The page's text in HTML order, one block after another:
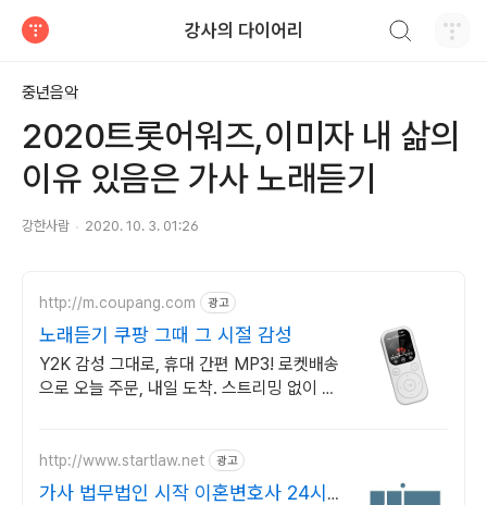
강사의 다이어리
중년음악
2020트롯어워즈,이미자 내 삶의
이유 있음은 가사 노래듣기
강한사람 2020. 10. 3. 01:26
http://m.coupang.com 광고
노래듣기 쿠팡 그때 그 시절 감성
Y2K 감성 그대로, 휴대 간편 MP3! 로켓배송
으로 오늘 주문, 내일 도착. 스트리밍 없이 나
http://www.startlaw.net 광고
가사 법무법인 시작 이혼변호사 24시